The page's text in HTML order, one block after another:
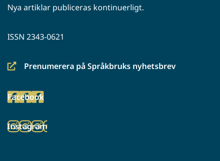
Nya artiklar publiceras kontinuerligt.
ISSN 2343-0621
Prenumerera på Språkbruks nyhetsbrev
(siirryt
palveluun)
Facebook
(siirryt
palveluun)
Instagram
(siirryt